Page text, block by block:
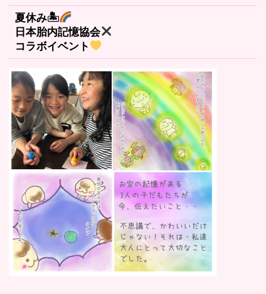
夏休み🏝
日本胎内記憶協会
コラボイベント